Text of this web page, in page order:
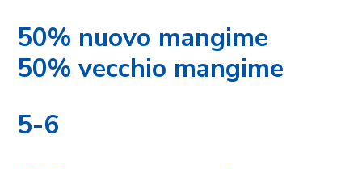
50% nuovo mangime
50% vecchio mangime
5-6